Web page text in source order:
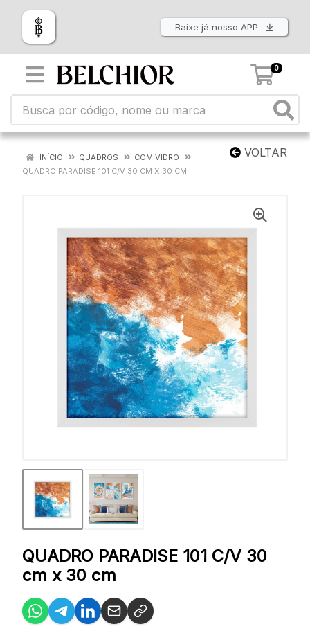
Baixe já nosso APP
0
VOLTAR
INÍCIO QUADROS
COM VIDRO
QUADRO PARADISE 101 C/V 30 CM X 30 CM
QUADRO PARADISE 101 C/V 30
cm x 30 cm